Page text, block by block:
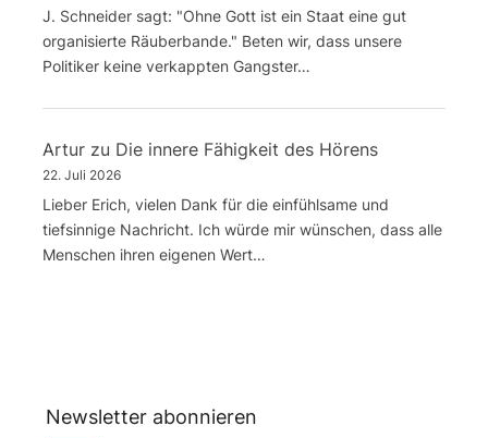
J. Schneider sagt: "Ohne Gott ist ein Staat eine gut
organisierte Räuberbande." Beten wir, dass unsere
Politiker keine verkappten Gangster…
Artur zu Die innere Fähigkeit des Hörens
22. Juli 2026
Lieber Erich, vielen Dank für die einfühlsame und
tiefsinnige Nachricht. Ich würde mir wünschen, dass alle
Menschen ihren eigenen Wert…
Newsletter abonnieren